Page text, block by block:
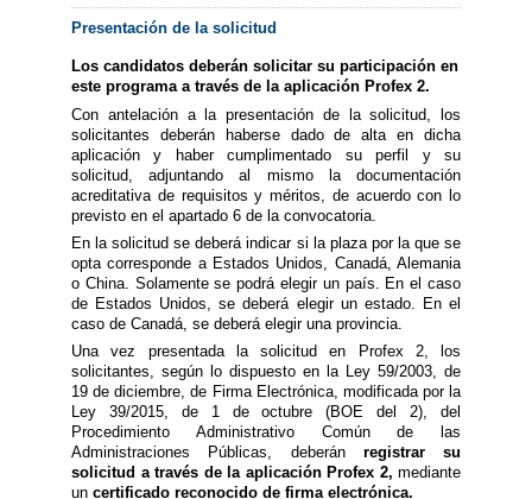
Presentación de la solicitud
Los candidatos deberán solicitar su participación en
este programa a través de la aplicación Profex 2.
Con antelación a la presentación de la solicitud, los
solicitantes deberán haberse dado de alta en dicha
aplicación y haber cumplimentado su perfil y su
solicitud, adjuntando al mismo la documentación
acreditativa de requisitos y méritos, de acuerdo con lo
previsto en el apartado 6 de la convocatoria.
En la solicitud se deberá indicar si la plaza por la que se
opta corresponde a Estados Unidos, Canadá, Alemania
o China. Solamente se podrá elegir un país. En el caso
de Estados Unidos, se deberá elegir un estado. En el
caso de Canadá, se deberá elegir una provincia.
Una vez presentada la solicitud en Profex 2, los
solicitantes, según lo dispuesto en la Ley 59/2003, de
19 de diciembre, de Firma Electrónica, modificada por la
Ley 39/2015, de 1 de octubre (BOE del 2), del
Procedimiento Administrativo Común de las
Administraciones Públicas, deberán registrar su
solicitud a través de la aplicación Profex 2, mediante
un certificado reconocido de firma electrónica.